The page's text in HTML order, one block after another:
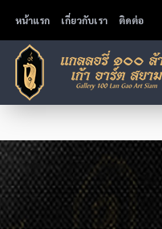
หน้าแรก เกี่ยวกับเรา ติดต่อ